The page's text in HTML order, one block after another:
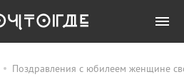
Поздравления с юбилеем женщине
ПРАЗДНИКИ Все